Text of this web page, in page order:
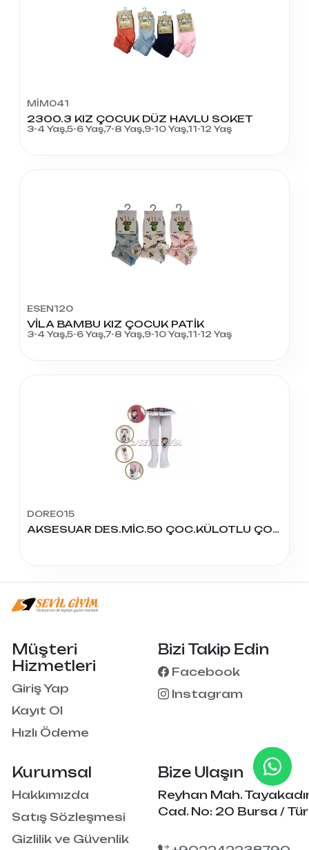
MİM041
2300.3 KIZ ÇOCUK DÜZ HAVLU SOKET
3-4 Yaş,5-6 Yaş,7-8 Yaş,9-10 Yaş,11-12 Yaş
ESEN120
VİLA BAMBU KIZ ÇOCUK PATİK
3-4 Yaş,5-6 Yaş,7-8 Yaş,9-10 Yaş,11-12 Yaş
DORE015
AKSESUAR DES.MİC.50 ÇOC.KÜLOTLU ÇORAP
Kurumsal
Hakkımızda
Satış Sözleşmesi
Gizlilik ve Güvenlik
Müşteri
Hizmetleri
Giriş Yap
Kayıt Ol
Hızlı Ödeme
Bizi Takip Edin
Facebook
Instagram
Bize Ulaşın
Reyhan Mah.
Cad. No: 20 Bursa /